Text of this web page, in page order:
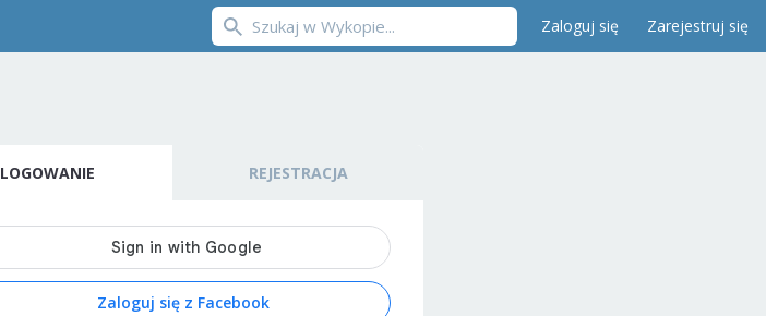
Zaloguj się Zarejestruj się
LOGOWANIE REJESTRACJA
Zaloguj się z Facebook